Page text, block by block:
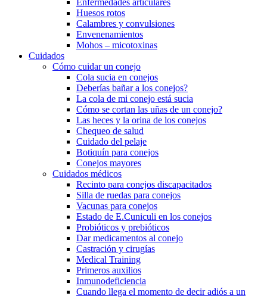
Enfermedades articulares
Huesos rotos
Calambres y convulsiones
Envenenamientos
Mohos – micotoxinas
Cuidados
Cómo cuidar un conejo
Cola sucia en conejos
Deberías bañar a los conejos?
La cola de mi conejo está sucia
Cómo se cortan las uñas de un conejo?
Las heces y la orina de los conejos
Chequeo de salud
Cuidado del pelaje
Botiquín para conejos
Conejos mayores
Cuidados médicos
Recinto para conejos discapacitados
Silla de ruedas para conejos
Vacunas para conejos
Estado de E.Cuniculi en los conejos
Probióticos y prebióticos
Dar medicamentos al conejo
Castración y cirugías
Medical Training
Primeros auxilios
Inmunodeficiencia
Cuando llega el momento de decir adiós a un